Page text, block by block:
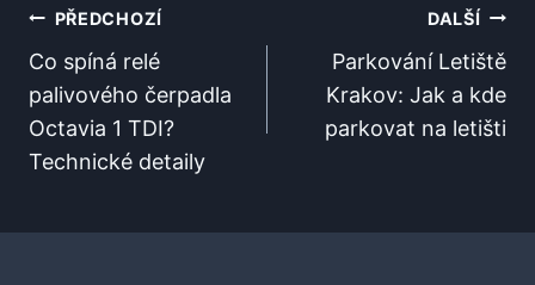
Navigace
Pro
Příspěvek
PŘEDCHOZÍ
Co spíná relé
palivového čerpadla
Octavia 1 TDI?
Technické detaily
DALŠÍ
Parkování Letiště
Krakov: Jak a kde
parkovat na letišti